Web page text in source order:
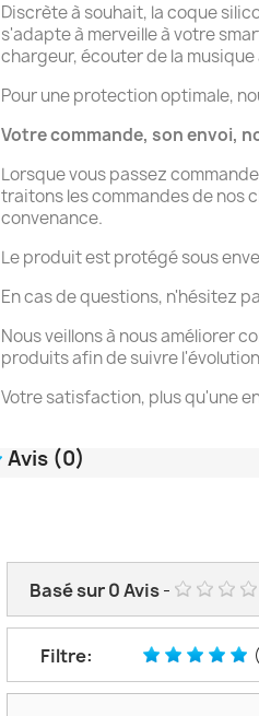
Discrète à souhait, la coque
s'adapte à merveille à votre
chargeur, écouter de la
Pour une protection optimale,
Votre commande, son envoi,
Lorsque vous passez
traitons les commandes de nos
convenance.
Le produit est protégé sous
En cas de questions, n'hésitez
Nous veillons à nous améliorer
produits afin de suivre
Votre satisfaction, plus qu'une
Avis (0)
Basé sur0Avis-
Filtre: